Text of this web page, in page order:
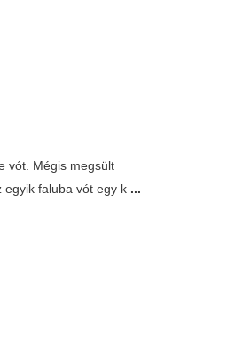
vót. Mégis megsült
egyik faluba vót egy k ...